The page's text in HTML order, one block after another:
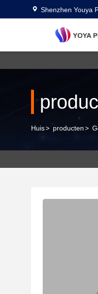
Shenzhen Youya
Huis> producten>